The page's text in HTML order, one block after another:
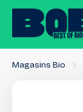
Magasins Bio